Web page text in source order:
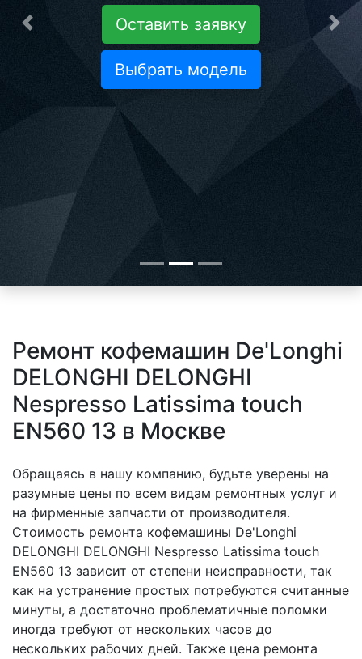
Оставить заявку
Выбрать модель
Предыдущая
Ремонт кофемашин De'Longhi
DELONGHI DELONGHI
Nespresso Latissima touch
EN560 13 в Москве
Обращаясь в нашу компанию, будьте уверены на
разумные цены по всем видам ремонтных услуг и
на фирменные запчасти от производителя.
Стоимость ремонта кофемашины De'Longhi
DELONGHI DELONGHI Nespresso Latissima touch
EN560 13 зависит от степени неисправности, так
как на устранение простых потребуются считанные
минуты, а достаточно проблематичные поломки
иногда требуют от нескольких часов до
нескольких рабочих дней. Также цена ремонта